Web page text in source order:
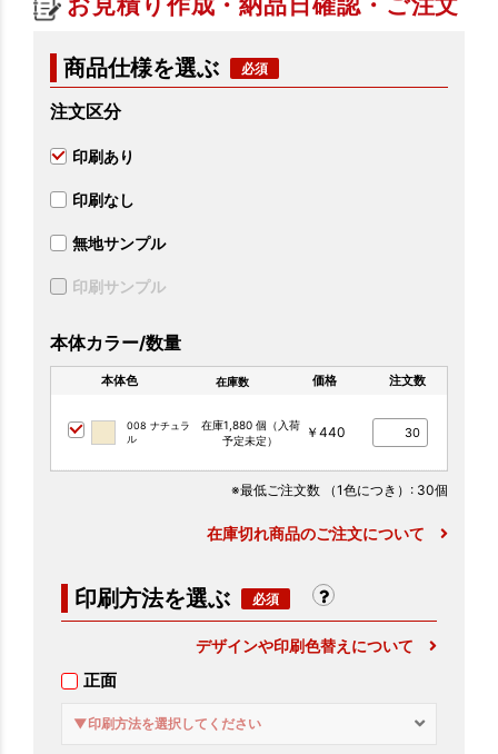
商品仕様を選ぶ
注文区分
印刷あり
印刷なし
無地サンプル
印刷サンプル
本体カラー/数量
本体色 在庫数 価格 注文数
008 ナチュラ
ル
在庫1,880 個（入荷
予定未定）
￥440
※最低ご注文数 （1色につき） : 30個
在庫切れ商品のご注文について
印刷方法を選ぶ
デザインや印刷色替えについて
正面
▼印刷方法を選択してください